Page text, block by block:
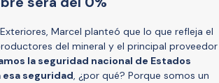
Marcel planteó que lo que refleja el
del mineral y el principal proveedor
la seguridad nacional de Estados
seguridad, ¿por qué? Porque somos un